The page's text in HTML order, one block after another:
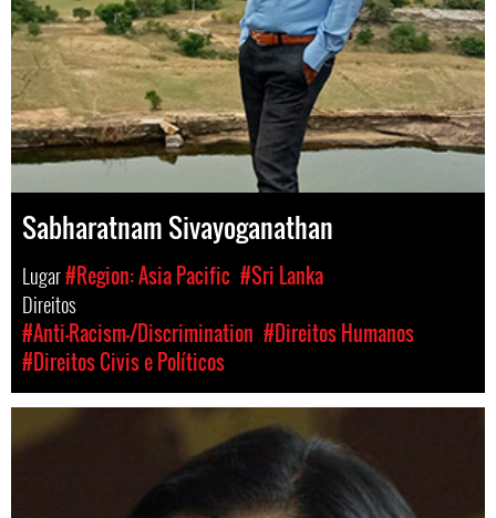
Sabharatnam Sivayoganathan
Lugar#Region: Asia Pacific #Sri Lanka
Direitos
#Anti-Racism-/Discrimination #Direitos Humanos
#Direitos Civis e Políticos